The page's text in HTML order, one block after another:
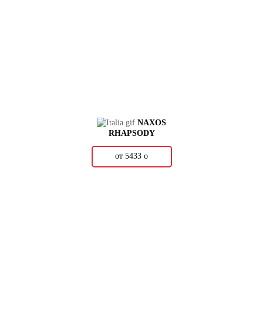
NAXOS
RHAPSODY
от 5433 о